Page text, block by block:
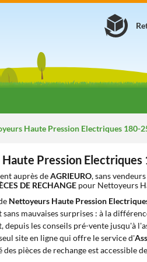
Haute Pression Electriques 180-
Pression Electriques
auprès deAGRIEURO, sans
DE RECHANGE pour Nettoyeurs
Nettoyeurs Haute Pression
mauvaises surprises : à la
depuis les conseils pré-vente jusqu'à
site en ligne qui offre le service d'
des pièces de rechange est accessible